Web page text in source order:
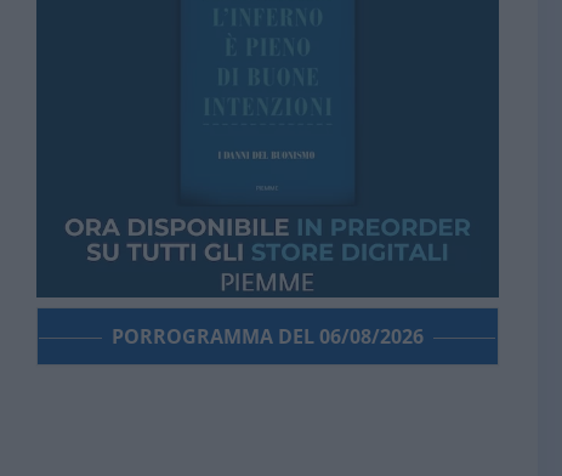
PORROGRAMMA DEL 06/08/2026